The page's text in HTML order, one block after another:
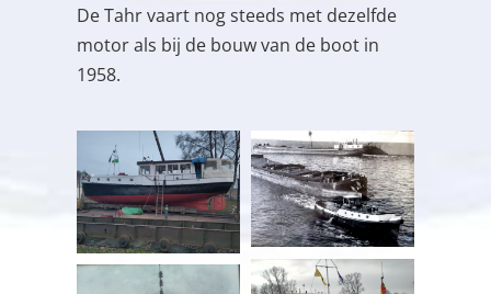
De Tahr vaart nog steeds met dezelfde
motor als bij de bouw van de boot in
1958.